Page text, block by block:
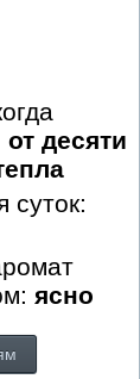
от десяти
суток:
ясно